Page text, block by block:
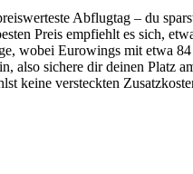
Abflugtag – du
Preis empfiehlt es sich,
wobei Eurowings mit etwa
also sichere dir deinen Platz
keine versteckten